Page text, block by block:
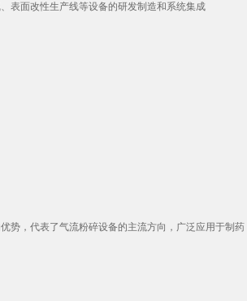
表面改性生产线等设备的研发制造和系统集成
，代表了气流粉碎设备的主流方向，广泛应用于制